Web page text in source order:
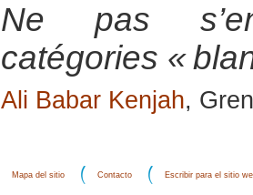
Ne pas
catégories «
Ali Babar Kenjah,
Mapa del sitio Contacto Escribir para el sitio